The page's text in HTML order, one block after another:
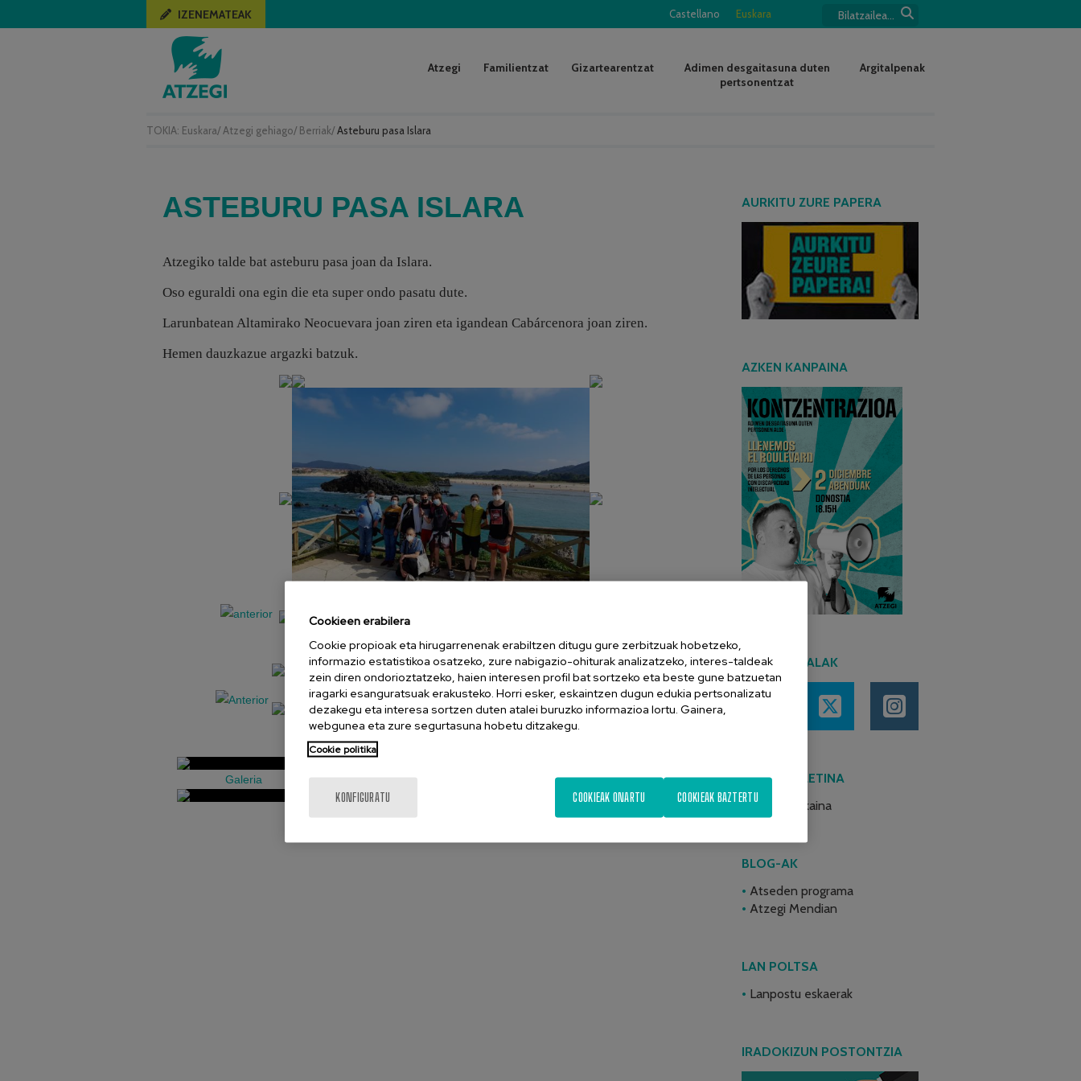
TOKIA: Euskara/ Atzegi gehiago/ Berriak/Asteburu pasa Islara
Castellano Euskara
IZENEMATEAK
Atzegi Familientzat Gizartearentzat
Adimen desgaitasuna duten
pertsonentzat
Argitalpenak
ASTEBURU PASA ISLARA
Atzegiko talde bat asteburu pasa joan da Islara.
Oso eguraldi ona egin die eta super ondo pasatu dute.
Larunbatean Altamirako Neocuevara joan ziren eta igandean Cabárcenora joan ziren.
Hemen dauzkazue argazki batzuk.
Galeria Aurkezpena Diapositiba
AURKITU ZURE PAPERA
AZKEN KANPAINA
SARE SOZIALAK
AZKEN BULETINA
2026ko ekaina
BLOG-AK
Atseden programa
Atzegi Mendian
LAN POLTSA
Lanpostu eskaerak
IRADOKIZUN POSTONTZIA
Cookieen erabilera
Cookie propioak eta hirugarrenenak erabiltzen ditugu gure zerbitzuak hobetzeko,
informazio estatistikoa osatzeko, zure nabigazio-ohiturak analizatzeko, interes-taldeak
zein diren ondorioztatzeko, haien interesen profil bat sortzeko eta beste gune batzuetan
iragarki esanguratsuak erakusteko. Horri esker, eskaintzen dugun edukia pertsonalizatu
dezakegu eta interesa sortzen duten atalei buruzko informazioa lortu. Gainera,
webgunea eta zure segurtasuna hobetu ditzakegu.
Cookie politika
KONFIGURATU COOKIEAK BAZTERTU
COOKIEAK ONARTU